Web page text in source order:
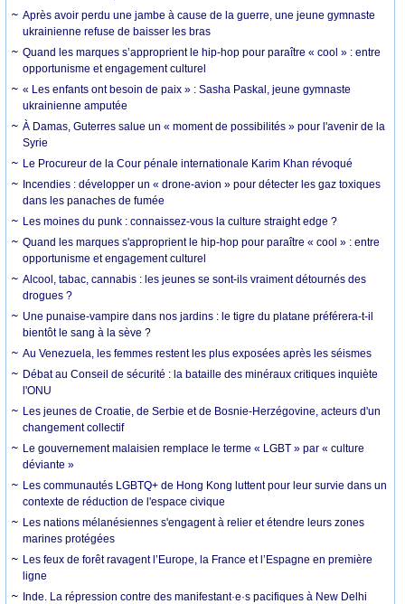
Après avoir perdu une jambe à cause de la guerre, une jeune gymnaste
ukrainienne refuse de baisser les bras
Quand les marques s’approprient le hip-hop pour paraître « cool » : entre
opportunisme et engagement culturel
« Les enfants ont besoin de paix » : Sasha Paskal, jeune gymnaste
ukrainienne amputée
À Damas, Guterres salue un « moment de possibilités » pour l'avenir de la
Syrie
Le Procureur de la Cour pénale internationale Karim Khan révoqué
Incendies : développer un « drone-avion » pour détecter les gaz toxiques
dans les panaches de fumée
Les moines du punk : connaissez-vous la culture straight edge ?
Quand les marques s'approprient le hip-hop pour paraître « cool » : entre
opportunisme et engagement culturel
Alcool, tabac, cannabis : les jeunes se sont-ils vraiment détournés des
drogues ?
Une punaise-vampire dans nos jardins : le tigre du platane préférera-t-il
bientôt le sang à la sève ?
Au Venezuela, les femmes restent les plus exposées après les séismes
Débat au Conseil de sécurité : la bataille des minéraux critiques inquiète
l'ONU
Les jeunes de Croatie, de Serbie et de Bosnie-Herzégovine, acteurs d'un
changement collectif
Le gouvernement malaisien remplace le terme « LGBT » par « culture
déviante »
Les communautés LGBTQ+ de Hong Kong luttent pour leur survie dans un
contexte de réduction de l'espace civique
Les nations mélanésiennes s'engagent à relier et étendre leurs zones
marines protégées
Les feux de forêt ravagent l’Europe, la France et l’Espagne en première
ligne
Inde. La répression contre des manifestant·e·s pacifiques à New Delhi